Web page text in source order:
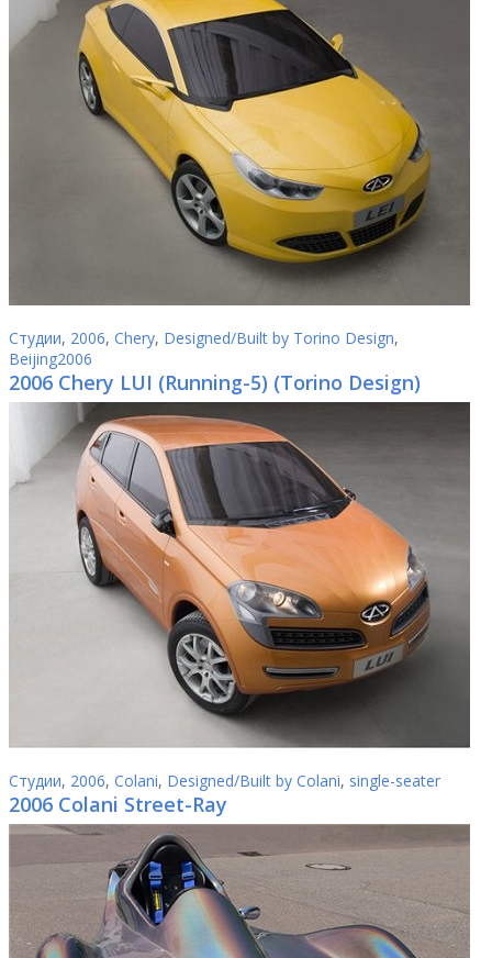
Студии, 2006, Chery, Designed/Built by Torino Design,
Beijing2006
2006 Chery LUI (Running-5) (Torino Design)
Студии, 2006, Colani, Designed/Built by Colani, single-seater
2006 Colani Street-Ray